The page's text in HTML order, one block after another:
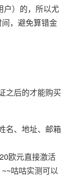
户）的，所以尤
，避免算错金
之后的才能购买
名、地址、邮箱
欧元直接激活
咕咕实测可以